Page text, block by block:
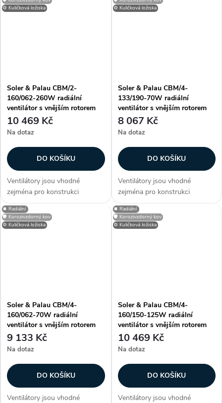
vzduchotechnických aplikací.
vzduchotechnických aplikací.
⚙️ Kuličková ložiska
Soler & Palau CBM/2-
160/062-260W radiální
ventilátor s vnějším rotorem
10 469 Kč
Na dotaz
DO KOŠÍKU
Ventilátory jsou vhodné
zejména pro konstrukci
klimatizačních a větracích
jednotek, případně dalších
vzduchotechnických aplikací.
⚙️ Kuličková ložiska
Soler & Palau CBM/4-
133/190-70W radiální
ventilátor s vnějším rotorem
8 067 Kč
Na dotaz
DO KOŠÍKU
Ventilátory jsou vhodné
zejména pro konstrukci
klimatizačních a větracích
jednotek, případně dalších
vzduchotechnických aplikací.
⚙️ Kuličková ložiska
⏹️ Radiální
🛡️ Korozivzdorný kov
Soler & Palau CBM/4-
160/062-70W radiální
ventilátor s vnějším rotorem
9 133 Kč
Na dotaz
DO KOŠÍKU
Ventilátory jsou vhodné
⚙️ Kuličková ložiska
⏹️ Radiální
🛡️ Korozivzdorný kov
Soler & Palau CBM/4-
160/150-125W radiální
ventilátor s vnějším rotorem
10 469 Kč
Na dotaz
DO KOŠÍKU
Ventilátory jsou vhodné